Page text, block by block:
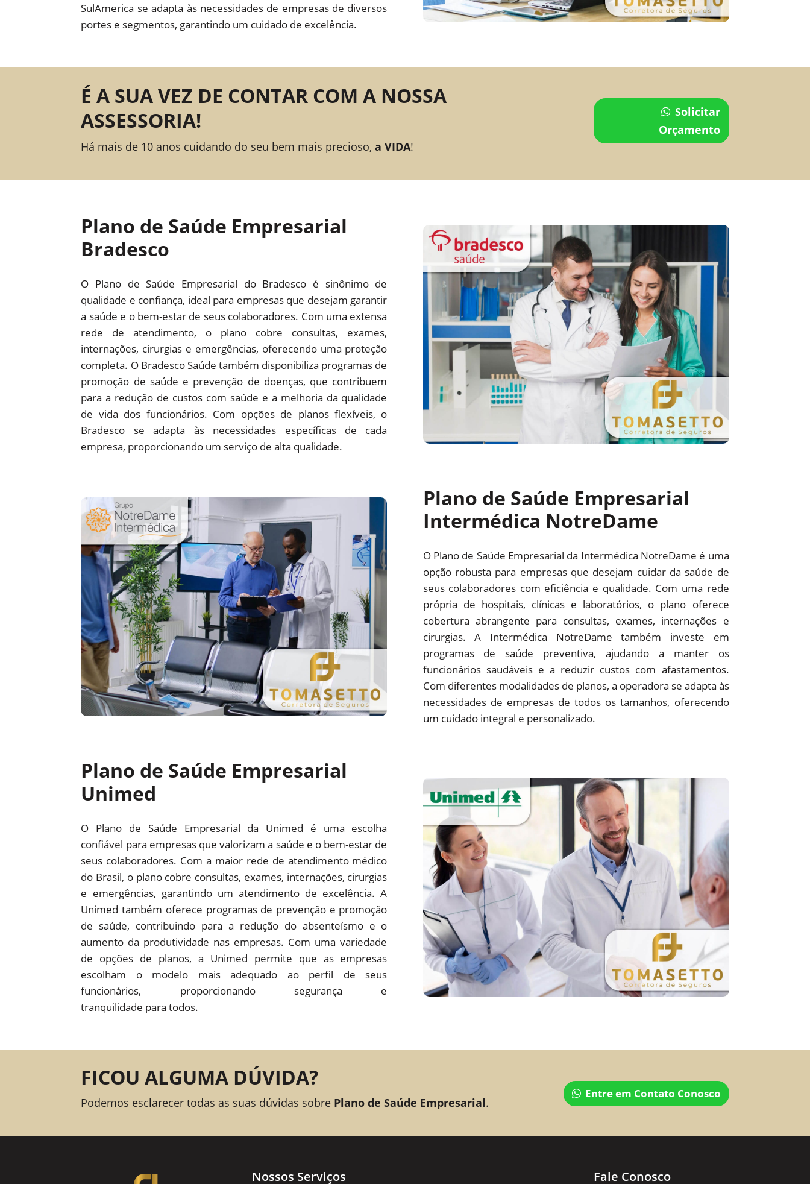
SulAmerica se adapta às necessidades de empresas de diversos
portes e segmentos, garantindo um cuidado de excelência.
É A SUA VEZ DE CONTAR COM A NOSSA
ASSESSORIA!
Há mais de 10 anos cuidando do seu bem mais precioso,a VIDA!
Solicitar
Orçamento
Plano de Saúde Empresarial
Bradesco
O Plano de Saúde Empresarial do Bradesco é sinônimo de
qualidade e confiança, ideal para empresas que desejam garantir
a saúde e o bem-estar de seus colaboradores. Com uma extensa
rede de atendimento, o plano cobre consultas, exames,
internações, cirurgias e emergências, oferecendo uma proteção
completa. O Bradesco Saúde também disponibiliza programas de
promoção de saúde e prevenção de doenças, que contribuem
para a redução de custos com saúde e a melhoria da qualidade
de vida dos funcionários. Com opções de planos flexíveis, o
Bradesco se adapta às necessidades específicas de cada
empresa, proporcionando um serviço de alta qualidade.
Plano de Saúde Empresarial
Intermédica NotreDame
O Plano de Saúde Empresarial da Intermédica NotreDame é uma
opção robusta para empresas que desejam cuidar da saúde de
seus colaboradores com eficiência e qualidade. Com uma rede
própria de hospitais, clínicas e laboratórios, o plano oferece
cobertura abrangente para consultas, exames, internações e
cirurgias. A Intermédica NotreDame também investe em
programas de saúde preventiva, ajudando a manter os
funcionários saudáveis e a reduzir custos com afastamentos.
Com diferentes modalidades de planos, a operadora se adapta às
necessidades de empresas de todos os tamanhos, oferecendo
um cuidado integral e personalizado.
Plano de Saúde Empresarial
Unimed
O Plano de Saúde Empresarial da Unimed é uma escolha
confiável para empresas que valorizam a saúde e o bem-estar de
seus colaboradores. Com a maior rede de atendimento médico
do Brasil, o plano cobre consultas, exames, internações, cirurgias
e emergências, garantindo um atendimento de excelência. A
Unimed também oferece programas de prevenção e promoção
de saúde, contribuindo para a redução do absenteísmo e o
aumento da produtividade nas empresas. Com uma variedade
de opções de planos, a Unimed permite que as empresas
escolham o modelo mais adequado ao perfil de seus
funcionários, proporcionando segurança e
tranquilidade para todos.
FICOU ALGUMA DÚVIDA?
Podemos esclarecer todas as suas dúvidas sobre Plano de Saúde Empresarial.
Entre em Contato Conosco
Nossos Serviços Fale Conosco